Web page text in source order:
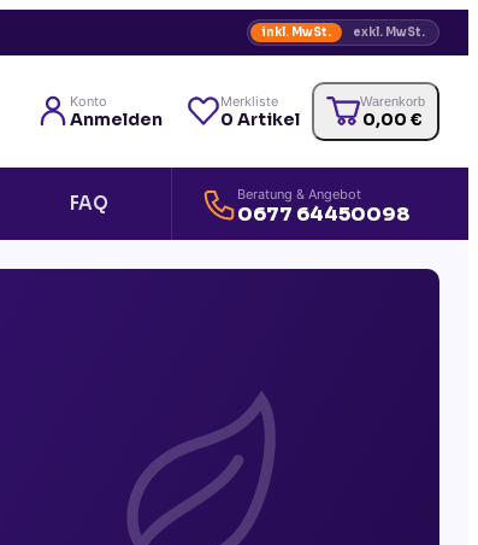
inkl. MwSt. exkl. MwSt.
Konto
Anmelden
Merkliste
0 Artikel
Warenkorb
0,00 €
FAQ Beratung & Angebot
0677 64450098